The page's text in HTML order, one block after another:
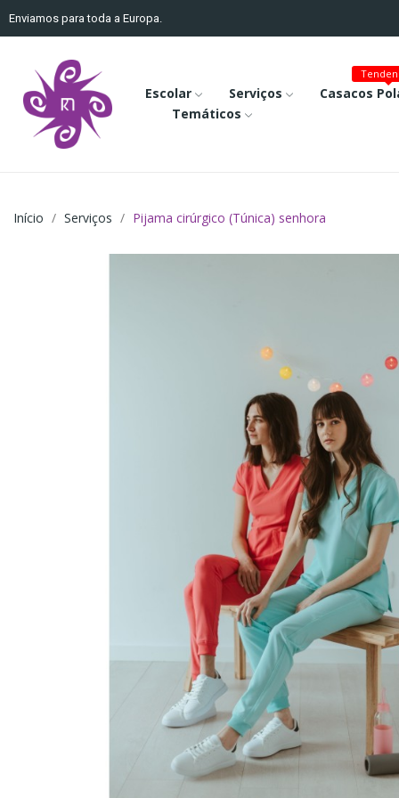
Enviamos para toda a Europa.
Escolar Serviços Casacos
Temáticos
Início Serviços Pijama cirúrgico (Túnica) senhora